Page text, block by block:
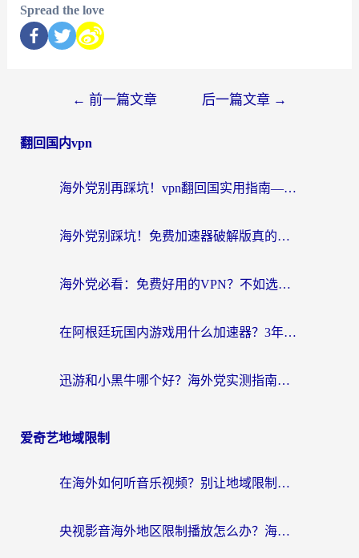
Spread the love
← 前一篇文章 后一篇文章 →
翻回国内vpn
海外党别再踩坑！vpn翻回国实用指南——选对加速器，国内资源无缝用
海外党别踩坑！免费加速器破解版真的能用？教你无缝访问国内资源的正确姿势
海外党必看：免费好用的VPN？不如选对转国内加速器实现无缝追剧
在阿根廷玩国内游戏用什么加速器？3年海外党亲测实用指南
迅游和小黑牛哪个好？海外党实测指南，选对中国地址加速器才能无缝刷国内资源
爱奇艺地域限制
在海外如何听音乐视频？别让地域限制挡住你的华语旋律
央视影音海外地区限制播放怎么办？海外华人必看的追剧自由指南